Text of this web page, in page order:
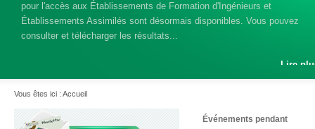
pour l'accès aux Établissements de Formation d'Ingénieurs et
Établissements Assimilés sont désormais disponibles. Vous pouvez
consulter et télécharger les résultats...
Lire
Vous êtes ici : Accueil
Événements pendant